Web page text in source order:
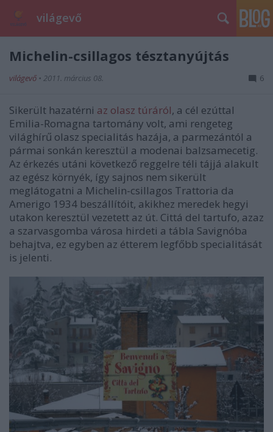
világevő
Michelin-csillagos tésztanyújtás
világevő • 2011. március 08. 6
Sikerült hazatérni az olasz túráról, a cél ezúttal
Emilia-Romagna tartomány volt, ami rengeteg
világhírű olasz specialitás hazája, a parmezántól a
pármai sonkán keresztül a modenai balzsamecetig.
Az érkezés utáni következő reggelre téli tájjá alakult
az egész környék, így sajnos nem sikerült
meglátogatni a Michelin-csillagos Trattoria da
Amerigo 1934 beszállítóit, akikhez meredek hegyi
utakon keresztül vezetett az út. Cittá del tartufo, azaz
a szarvasgomba városa hirdeti a tábla Savignóba
behajtva, ez egyben az étterem legfőbb specialitását
is jelenti.